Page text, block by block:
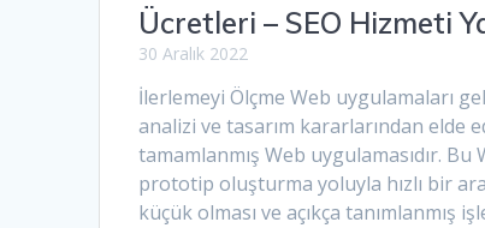
Ücretleri – SEO Hizmeti
30 Aralık 2022
İlerlemeyi Ölçme Web uygulamaları
analizi ve tasarım kararlarından elde
tamamlanmış Web uygulamasıdır.
prototip oluşturma yoluyla hızlı bir
küçük olması ve açıkça tanımlanmış